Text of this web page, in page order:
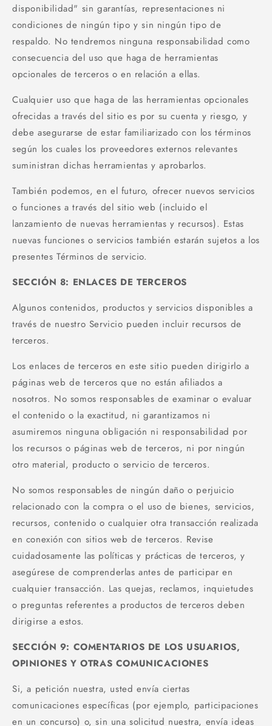
disponibilidad" sin garantías, representaciones ni
condiciones de ningún tipo y sin ningún tipo de
respaldo. No tendremos ninguna responsabilidad como
consecuencia del uso que haga de herramientas
opcionales de terceros o en relación a ellas.
Cualquier uso que haga de las herramientas opcionales
ofrecidas a través del sitio es por su cuenta y riesgo, y
debe asegurarse de estar familiarizado con los términos
según los cuales los proveedores externos relevantes
suministran dichas herramientas y aprobarlos.
También podemos, en el futuro, ofrecer nuevos servicios
o funciones a través del sitio web (incluido el
lanzamiento de nuevas herramientas y recursos). Estas
nuevas funciones o servicios también estarán sujetos a los
presentes Términos de servicio.
SECCIÓN 8: ENLACES DE TERCEROS
Algunos contenidos, productos y servicios disponibles a
través de nuestro Servicio pueden incluir recursos de
terceros.
Los enlaces de terceros en este sitio pueden dirigirlo a
páginas web de terceros que no están afiliados a
nosotros. No somos responsables de examinar o evaluar
el contenido o la exactitud, ni garantizamos ni
asumiremos ninguna obligación ni responsabilidad por
los recursos o páginas web de terceros, ni por ningún
otro material, producto o servicio de terceros.
No somos responsables de ningún daño o perjuicio
relacionado con la compra o el uso de bienes, servicios,
recursos, contenido o cualquier otra transacción realizada
en conexión con sitios web de terceros. Revise
cuidadosamente las políticas y prácticas de terceros, y
asegúrese de comprenderlas antes de participar en
cualquier transacción. Las quejas, reclamos, inquietudes
o preguntas referentes a productos de terceros deben
dirigirse a estos.
SECCIÓN 9: COMENTARIOS DE LOS USUARIOS,
OPINIONES Y OTRAS COMUNICACIONES
Si, a petición nuestra, usted envía ciertas
comunicaciones específicas (por ejemplo, participaciones
en un concurso) o, sin una solicitud nuestra, envía ideas